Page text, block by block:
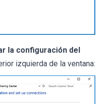
la configuración del
izquierda de la ventana: